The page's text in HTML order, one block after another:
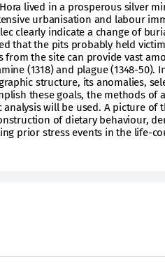
lived in a prosperous silver
urbanisation and labour
clearly indicate a change of
that the pits probably held
from the site can provide vast
(1318) and plague (1348-50).
structure, its anomalies,
these goals, the methods of
will be used. A picture of
of dietary behaviour,
prior stress events in the life-